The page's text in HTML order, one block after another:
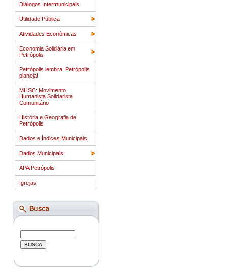
Diálogos Intermunicipais
Utilidade Pública
Atividades Econômicas
Economia Solidária em
Petrópolis
Petrópolis lembra, Petrópolis
planeja!
MHSC: Movimento
Humanista Solidarista
Comunitário
História e Geografia de
Petrópolis
Dados e Índices Municipais
Dados Municipais
APA Petrópolis
Igrejas